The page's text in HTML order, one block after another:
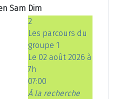
Sam Dim
2
Les parcours du
groupe 1
Le 02 août 2026 à
7h
07:00
À la recherche